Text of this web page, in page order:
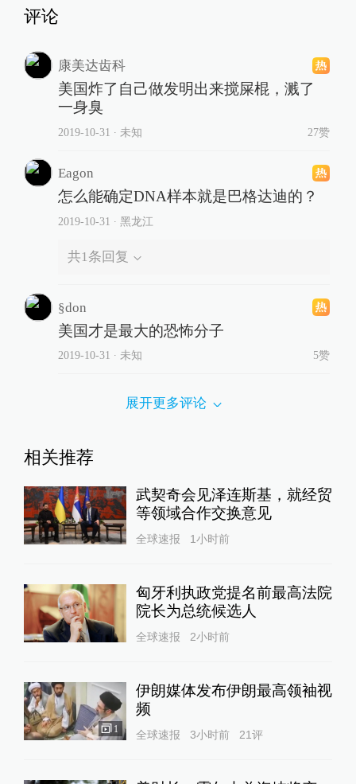
评论
康美达齿科
美国炸了自己做发明出来搅屎棍，溅了
一身臭
2019-10-31 ∙ 未知 27赞
Eagon
怎么能确定DNA样本就是巴格达迪的？
2019-10-31 ∙ 黑龙江
共1条回复
§don
美国才是最大的恐怖分子
2019-10-31 ∙ 未知 5赞
展开更多评论
相关推荐
武契奇会见泽连斯基，就经贸
等领域合作交换意见
全球速报 1小时前
匈牙利执政党提名前最高法院
院长为总统候选人
全球速报 2小时前
1
伊朗媒体发布伊朗最高领袖视
频
全球速报 3小时前 21评